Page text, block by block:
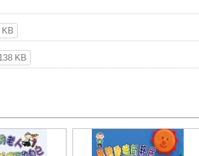
KB
KB